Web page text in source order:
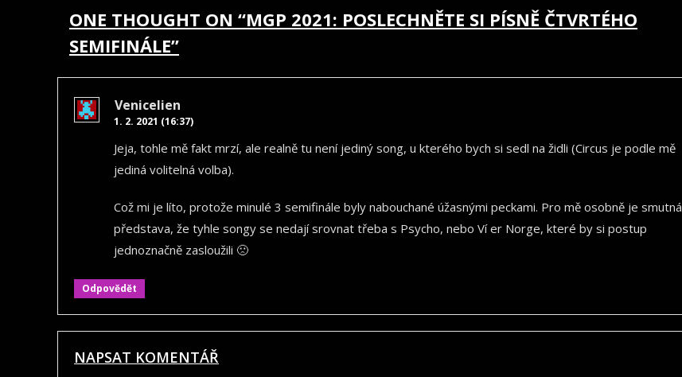
PŘÍSPĚVEK
ONE THOUGHT ON “MGP 2021: POSLECHNĚTE SI PÍSNĚ ČTVRTÉHO
SEMIFINÁLE”
Venicelien
1. 2. 2021 (16:37)
Jeja, tohle mě fakt mrzí, ale realně tu není jediný song, u kterého bych si sedl na židli (Circus je podle mě
jediná volitelná volba).
Což mi je líto, protože minulé 3 semifinále byly nabouchané úžasnými peckami. Pro mě osobně je smutná
představa, že tyhle songy se nedají srovnat třeba s Psycho, nebo Ví er Norge, které by si postup
jednoznačně zasloužili 🙁
Odpovědět
NAPSAT KOMENTÁŘ